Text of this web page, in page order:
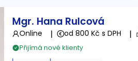
Mgr. Hana Rulcová
Online | od 800 Kč s DPH |
Přijímá nové klienty